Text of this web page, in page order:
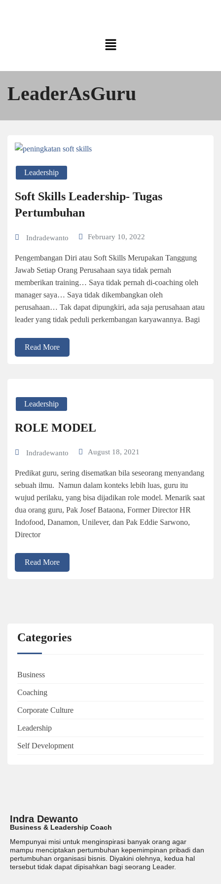
LeaderAsGuru
Leadership
Soft Skills Leadership- Tugas
Pertumbuhan
Indradewanto February 10, 2022
Pengembangan Diri atau Soft Skills Merupakan Tanggung
Jawab Setiap Orang Perusahaan saya tidak pernah
memberikan training… Saya tidak pernah di-coaching oleh
manager saya… Saya tidak dikembangkan oleh
perusahaan… Tak dapat dipungkiri, ada saja perusahaan atau
leader yang tidak peduli perkembangan karyawannya. Bagi
Read More
Leadership
ROLE MODEL
Indradewanto August 18, 2021
Predikat guru, sering disematkan bila seseorang menyandang
sebuah ilmu. Namun dalam konteks lebih luas, guru itu
wujud perilaku, yang bisa dijadikan role model. Menarik saat
dua orang guru, Pak Josef Bataona, Former Director HR
Indofood, Danamon, Unilever, dan Pak Eddie Sarwono,
Director
Read More
Categories
Business
Coaching
Corporate Culture
Leadership
Self Development
Indra Dewanto
Business & Leadership Coach
Mempunyai misi untuk menginspirasi banyak orang agar
mampu menciptakan pertumbuhan kepemimpinan pribadi dan
pertumbuhan organisasi bisnis. Diyakini olehnya, kedua hal
tersebut tidak dapat dipisahkan bagi seorang Leader.